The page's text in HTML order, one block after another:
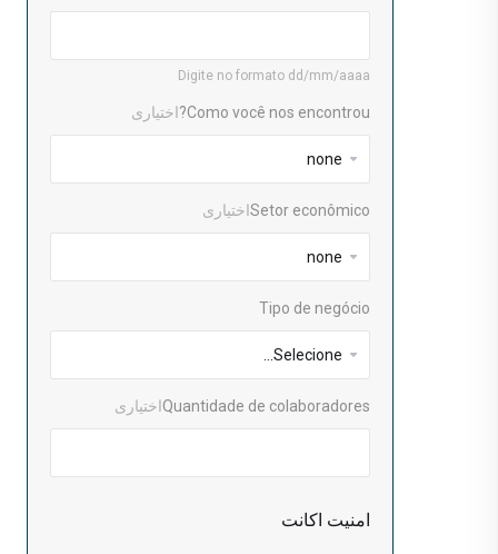
Digite no formato dd/mm/aaaa
Como você nos encontrou? اختیاری
Setor econômico اختیاری
Tipo de negócio
Quantidade de colaboradores اختیاری
امنیت اکانت